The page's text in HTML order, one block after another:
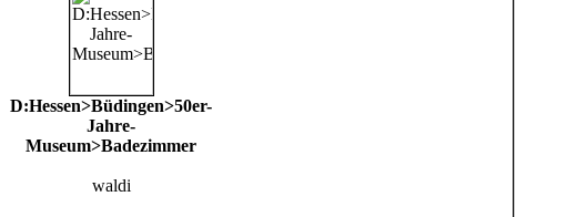
D:Hessen>Büdingen>50er-
Jahre-
Museum>Badezimmer
waldi